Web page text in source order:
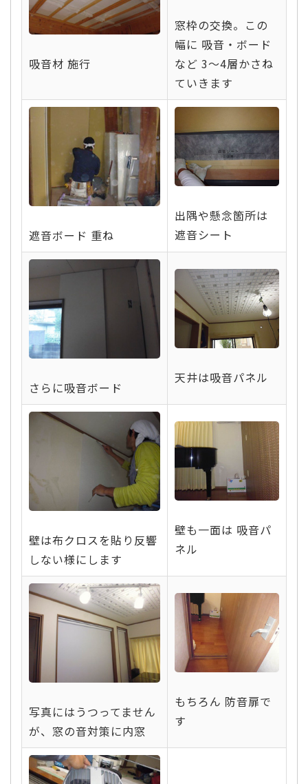
吸音材 施行
窓枠の交換。この
幅に 吸音・ボード
など 3～4層かさね
ていきます
遮音ボード 重ね
出隅や懸念箇所は
遮音シート
さらに吸音ボード
天井は吸音パネル
壁は布クロスを貼り反響
しない様にします
壁も一面は 吸音パ
ネル
写真にはうつってません
が、窓の音対策に内窓
もちろん 防音扉で
す